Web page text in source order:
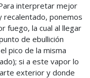
interpretar mejor
recalentado, ponemos
fuego, la cual al llegar
de ebullición
pico de la misma
si a este vapor lo
exterior y donde